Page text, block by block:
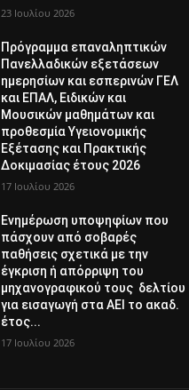
23 Ιουλίου 2026
Πρόγραμμα επαναληπτικών
Πανελλαδικών εξετάσεων
ημερησίων και εσπερινών ΓΕΛ
και ΕΠΑΛ, Ειδικών και
Μουσικών μαθημάτων και
προθεσμία Υγειονομικής
Εξέτασης και Πρακτικής
Δοκιμασίας έτους 2026
17 Ιουλίου 2026
Ενημέρωση υποψηφίων που
πάσχουν από σοβαρές
παθήσεις σχετικά με την
έγκριση ή απόρριψη του
μηχανογραφικού τους δελτίου
για εισαγωγή στα ΑΕΙ το ακαδ.
έτος...
17 Ιουλίου 2026